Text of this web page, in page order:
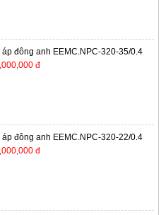
áp đông anh EEMC.NPC-320-35/0.4
đ
áp đông anh EEMC.NPC-320-22/0.4
đ